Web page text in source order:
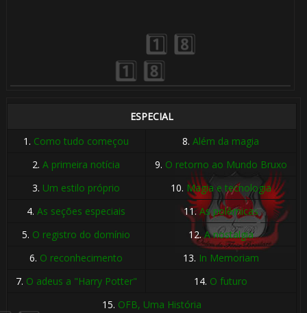
ESPECIAL
1. Como tudo começou 8.Além da magia
2.A primeira notícia 9. O retorno ao Mundo Bruxo
3. Um estilo próprio 10. Magia e tecnologia
4.As seções especiais 11.As polêmicas
5. O registro do domínio 12.A nostalgia
6. O reconhecimento 13. In Memoriam
7. O adeus a "Harry Potter" 14. O futuro
15. OFB, Uma História
🎈